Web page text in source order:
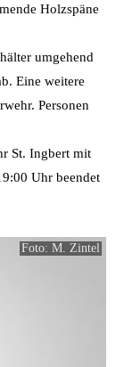
Holzspäne
umgehend
Eine weitere
Personen
St. Ingbert mit
Uhr beendet
Foto: M. Zintel